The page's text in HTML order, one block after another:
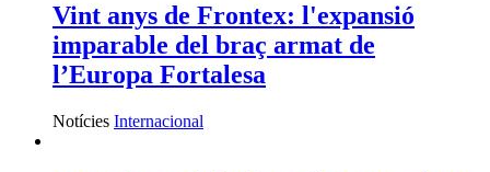
Vint anys de Frontex: l'expansió
imparable del braç armat de
l’Europa Fortalesa
Notícies Internacional